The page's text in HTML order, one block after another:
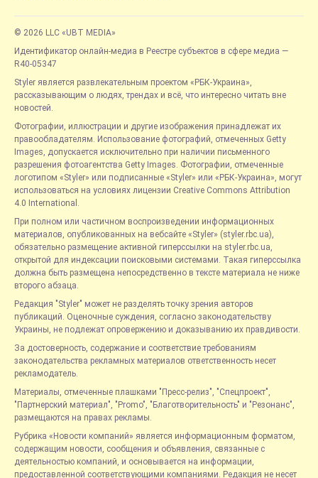
© 2026 LLC «UBT MEDIA»
Идентификатор онлайн-медиа в Реестре субъектов в сфере медиа —
R40-05347
Styler является развлекательным проектом «РБК-Украина»,
рассказывающим о людях, трендах и всё, что интересно читать вне
новостей.
Фотографии, иллюстрации и другие изображения принадлежат их
правообладателям. Использование фотографий, отмеченных Getty
Images, допускается исключительно при наличии письменного
разрешения фотоагентства Getty Images. Фотографии, отмеченные
логотипом «Styler» или подписанные «Styler» или «РБК-Украина», могут
использоваться на условиях лицензии Creative Commons Attribution
4.0 International.
При полном или частичном воспроизведении информационных
материалов, опубликованных на вебсайте «Styler» (styler.rbc.ua),
обязательно размещение активной гиперссылки на styler.rbc.ua,
открытой для индексации поисковыми системами. Такая гиперссылка
должна быть размещена непосредственно в тексте материала не ниже
второго абзаца.
Редакция "Styler" может не разделять точку зрения авторов
публикаций. Оценочные суждения, согласно законодательству
Украины, не подлежат опровержению и доказыванию их правдивости.
За достоверность, содержание и соответствие требованиям
законодательства рекламных материалов ответственность несет
рекламодатель.
Материалы, отмеченные плашками "Пресс-релиз", "Спецпроект",
"Партнерский материал", "Promo", "Благотворительность" и "Резонанс",
размещаются на правах рекламы.
Рубрика «Новости компаний» является информационным форматом,
содержащим новости, сообщения и объявления, связанные с
деятельностью компаний, и основывается на информации,
предоставленной соответствующими компаниями. Редакция не несет